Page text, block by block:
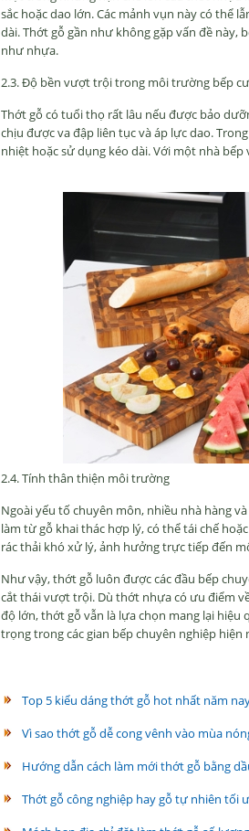
sắc hoặc dao lớn. Các mảnh vụn này có thể
dài. Thớt gỗ gần như không gặp vấn đề này, b
như nhựa.
2.3.Độ bền vượt trội trong môi trường bếp cư
Thớt gỗ có tuổi thọ rất lâu nếu được bảo dư
chịu được vađập liên tục và áp lực dao.
nhiệt hoặc sử dụng kéo dài. Với một nhà bếp
2.4. Tính thân thiện môi trường
Ngoài yếu tố chuyên môn, nhiều nhà hàng
làm từ gỗ khai thác hợp lý, có thể tái chế
rác thải khó xử lý,ảnh hưởng trực tiếpđến m
Như vậy, thớt gỗ luôn được cácđầu bếp chuy
cắt thái vượt trội. Dù thớt nhựa có ưu điểm
độ lớn, thớt gỗ vẫn là lựa chọn mang lại hiệu
trọng trong các gian bếp chuyên nghiệp hiện
Top 5 kiểu dáng thớt gỗ hot nhất năm
Vì sao thớt gỗ dễ cong vênh vào mùa
Hướng dẫn cách làm mới thớt gỗ bằng
Thớt gỗ công nghiệp hay gỗ tự nhiên tối